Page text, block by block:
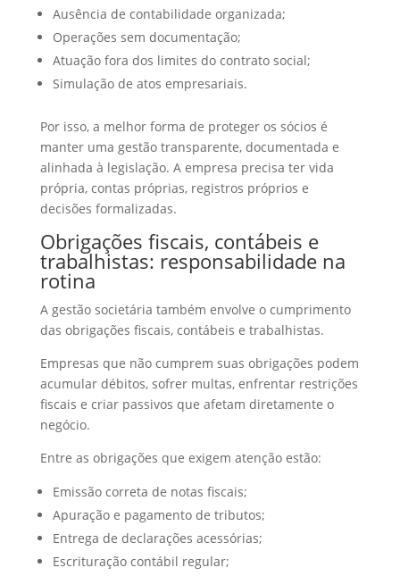
Ausência de contabilidade organizada;
Operações sem documentação;
Atuação fora dos limites do contrato social;
Simulação de atos empresariais.
Por isso, a melhor forma de proteger os sócios é
manter uma gestão transparente, documentada e
alinhada à legislação. A empresa precisa ter vida
própria, contas próprias, registros próprios e
decisões formalizadas.
Obrigações fiscais, contábeis e
trabalhistas: responsabilidade na
rotina
A gestão societária também envolve o cumprimento
das obrigações fiscais, contábeis e trabalhistas.
Empresas que não cumprem suas obrigações podem
acumular débitos, sofrer multas, enfrentar restrições
fiscais e criar passivos que afetam diretamente o
negócio.
Entre as obrigações que exigem atenção estão:
Emissão correta de notas fiscais;
Apuração e pagamento de tributos;
Entrega de declarações acessórias;
Escrituração contábil regular;